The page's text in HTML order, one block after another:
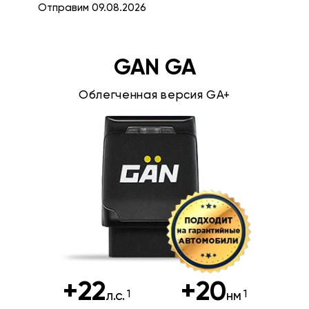
Отправим 09.08.2026
GAN GA
Облегченная версия GA+
+22л.с. +20нм